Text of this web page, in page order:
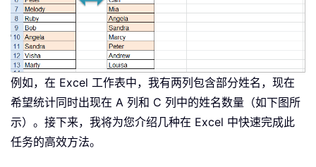
例如，在 Excel 工作表中，我有两列包含部分姓名，现在
希望统计同时出现在 A 列和 C 列中的姓名数量（如下图所
示）。接下来，我将为您介绍几种在 Excel 中快速完成此
任务的高效方法。